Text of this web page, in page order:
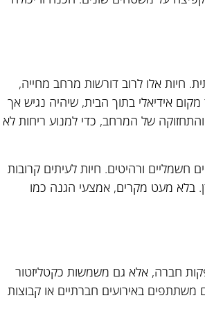
חיות אלו לרוב דורשות מרחב מחייה,
אידיאלי בתוך הבית, שיהיה נגיש אך
של המרחב, כדי למנוע ריחות לא
ורהיטים. חיות לעיתים קרובות
בלא מעט מקרים, אמצעי הגנה כמו
חברה, אלא גם משמשות כקטליזטור
משתתפים באירועים חברתיים או קבוצות